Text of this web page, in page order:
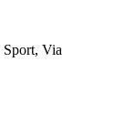
Sport, Via